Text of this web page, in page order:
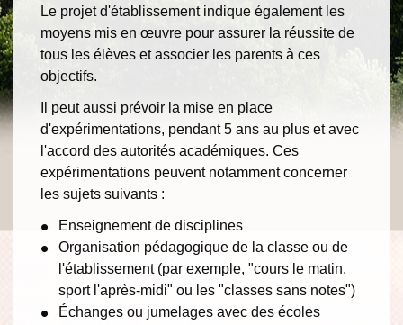
Le projet d'établissement indique également les
moyens mis en œuvre pour assurer la réussite de
tous les élèves et associer les parents à ces
objectifs.
Il peut aussi prévoir la mise en place
d'expérimentations, pendant 5 ans au plus et avec
l'accord des autorités académiques. Ces
expérimentations peuvent notamment concerner
les sujets suivants :
Enseignement de disciplines
Organisation pédagogique de la classe ou de
l'établissement (par exemple, "cours le matin,
sport l'après-midi" ou les "classes sans notes")
Échanges ou jumelages avec des écoles